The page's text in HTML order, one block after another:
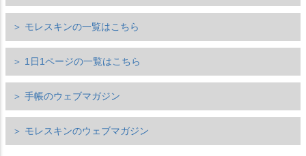
＞ モレスキンの一覧はこちら
＞ 1日1ページの一覧はこちら
＞ 手帳のウェブマガジン
＞ モレスキンのウェブマガジン